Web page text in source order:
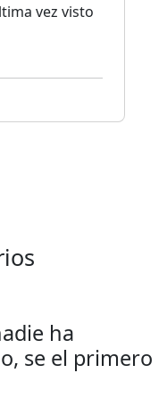
vez visto
ha
se el primero